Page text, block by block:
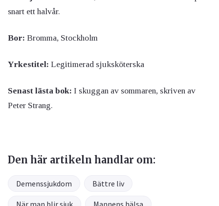
snart ett halvår.
Bor: Bromma, Stockholm
Yrkestitel: Legitimerad sjuksköterska
Senast lästa bok: I skuggan av sommaren, skriven av
Peter Strang.
Den här artikeln handlar om:
Demenssjukdom Bättre liv
När man blir sjuk Mannens hälsa